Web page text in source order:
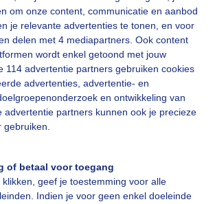
om onze content, communicatie en aanbod
je relevante advertenties te tonen, en voor
delen met 4 mediapartners. Ook content
wordt enkel getoond met jouw
114 advertentie partners gebruiken cookies
advertenties, advertentie- en
en ontwikkeling van
advertentie partners kunnen ook je precieze
gebruiken.
of betaal voor toegang
geef je toestemming voor alle
Indien je voor geen enkel doeleinde